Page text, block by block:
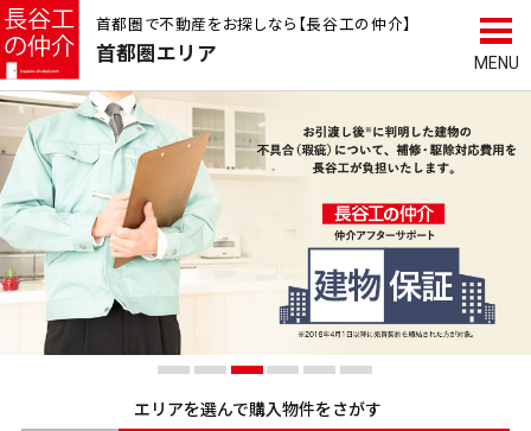
首都圏で不動産をお探しなら【長谷工の仲介】
首都圏エリア
エリアを選んで購入物件をさがす